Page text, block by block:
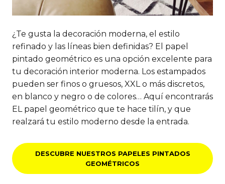
¿Te gusta la decoración moderna, el estilo
refinado y las líneas bien definidas? El papel
pintado geométrico es una opción excelente para
tu decoración interior moderna. Los estampados
pueden ser finos o gruesos, XXL o más discretos,
en blanco y negro o de colores… Aquí encontrarás
EL papel geométrico que te hace tilín, y que
realzará tu estilo moderno desde la entrada.
DESCUBRE NUESTROS PAPELES PINTADOS
GEOMÉTRICOS